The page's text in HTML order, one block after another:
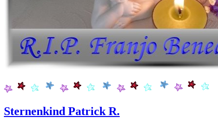
Sternenkind Patrick R.